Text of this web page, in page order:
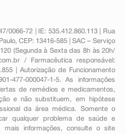
0066-72 | IE: 535.412.860.113 | Rua
CEP: 13416-585 | SAC – Serviço
(Segunda à Sexta das 8h às 20h/
/ Farmacêutica responsável:
| Autorização de Funcionamento
477-000047-1-5. As informações
de remédios e medicamentos,
e não substituem, em hipótese
da área médica. Somente o
qualquer problema de saúde e
mais informações, consulte o site